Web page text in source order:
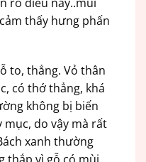
thấy hưng phấn
to, thẳng. Vỏ thân
có thớ thẳng, khá
không bị biến
do vậy mà rất
xanh thường